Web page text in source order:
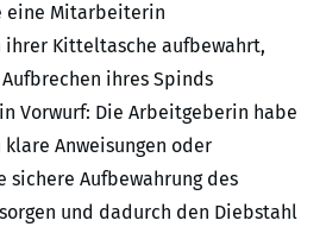
eine Mitarbeiterin
Kitteltasche aufbewahrt,
ihres Spinds
Vorwurf: Die Arbeitgeberin habe
Anweisungen oder
sichere Aufbewahrung des
und dadurch den Diebstahl